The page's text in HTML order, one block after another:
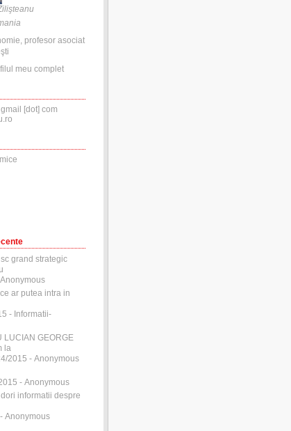
profesor asociat
meu complet
[dot] com
grand strategic
ar putea intra in
- Informatii-
LUCIAN GEORGE
la
2015 - Anonymous
- Anonymous
informatii despre
- Anonymous